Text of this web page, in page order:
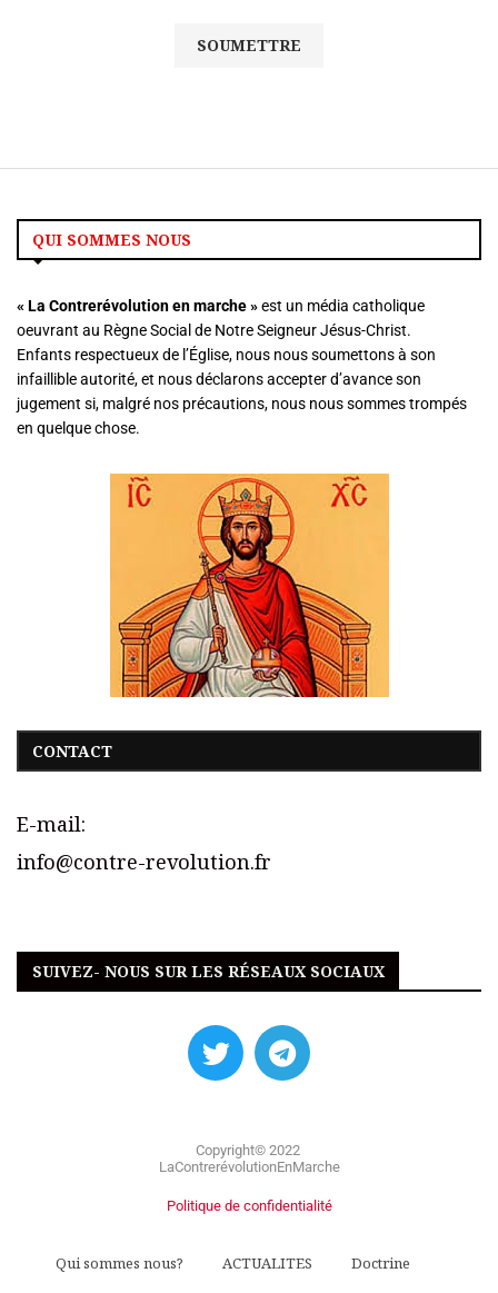
QUI SOMMES NOUS
« La Contrerévolution en marche »est un média catholique
oeuvrant au Règne Social de Notre Seigneur Jésus-Christ.
Enfants respectueux de l’Église, nous nous soumettons à son
infaillible autorité, et nous déclarons accepter d’avance son
jugement si, malgré nos précautions, nous nous sommes trompés
en quelque chose.
CONTACT
E-mail:
info@contre-revolution.fr
SUIVEZ- NOUS SUR LES RÉSEAUX SOCIAUX
Copyright© 2022
LaContrerévolutionEnMarche
Politique de confidentialité
Qui sommes nous? ACTUALITES
Doctrine